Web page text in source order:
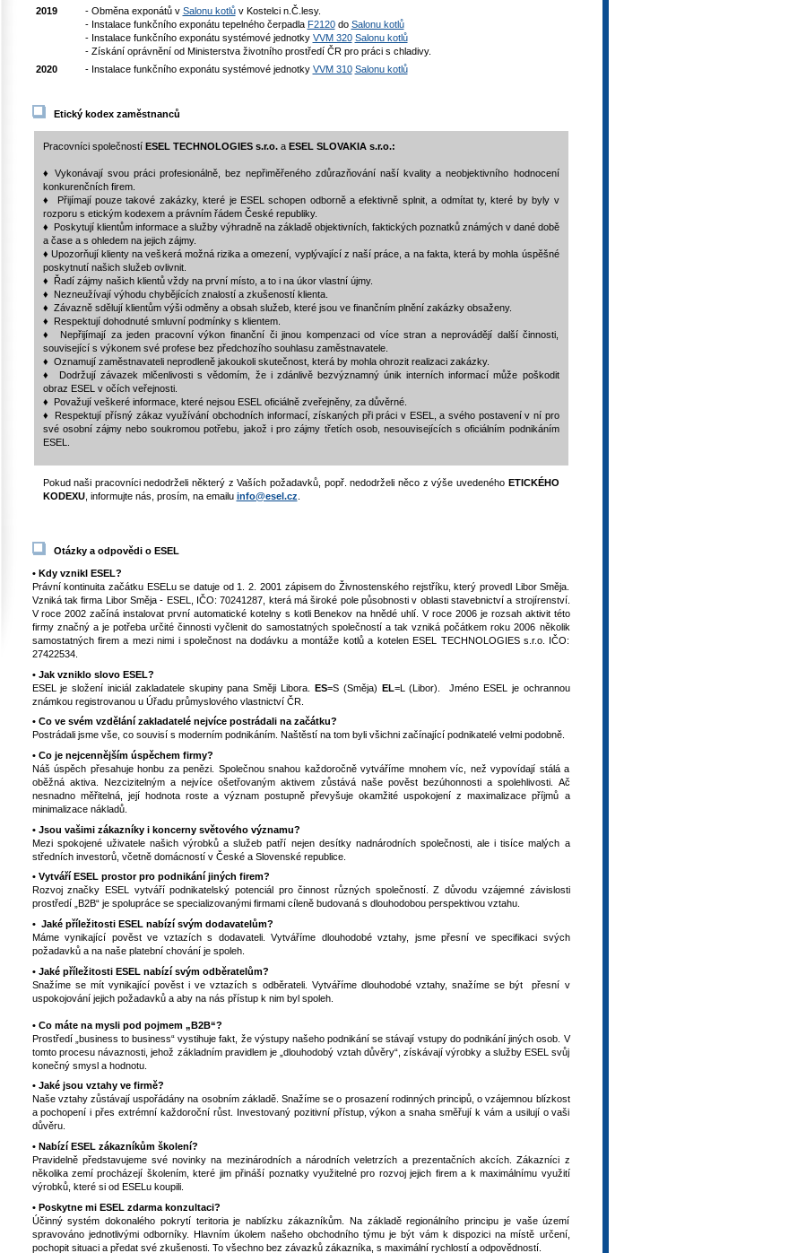
2019
- Obměna exponátů v Salonu kotlův Kostelci n.Č.lesy.
- Instalace funkčního exponátu tepelného čerpadla F2120do Salonu kotlů
- Instalace funkčního exponátu systémové jednotky VVM 320 Salonu kotlů
- Získání oprávnění od Ministerstva životního prostředí ČR pro práci s chladivy.
2020
- Instalace funkčního exponátu systémové jednotky VVM 310 Salonu kotlů
Etický kodex zaměstnanců
Pracovníci společností ESEL TECHNOLOGIES s.r.o.a ESEL SLOVAKIA s.r.o.:
♦ Vykonávají svou práci profesionálně, bez nepřiměřeného zdůrazňování naší kvality a neobjektivního hodnocení
konkurenčních firem.
♦ Přijímají pouze takové zakázky, které je ESEL schopen odborně a efektivně splnit, a odmítat ty, které by byly v
rozporu s etickým kodexem a právním řádem České republiky.
♦ Poskytují klientům informace a služby výhradně na základě objektivních, faktických poznatků známých v dané době
a čase a s ohledem na jejich zájmy.
♦ Upozorňují klienty na veškerá možná rizika a omezení, vyplývající z naší práce, a na fakta, která by mohla úspěšné
poskytnutí našich služeb ovlivnit.
♦ Řadí zájmy našich klientů vždy na první místo, a to i na úkor vlastní újmy.
♦ Nezneužívají výhodu chybějících znalostí a zkušeností klienta.
♦ Závazně sdělují klientům výši odměny a obsah služeb, které jsou ve finančním plnění zakázky obsaženy.
♦ Respektují dohodnuté smluvní podmínky s klientem.
♦ Nepřijímají za jeden pracovní výkon finanční či jinou kompenzaci od více stran a neprovádějí další činnosti,
související s výkonem své profese bez předchozího souhlasu zaměstnavatele.
♦ Oznamují zaměstnavateli neprodleně jakoukoli skutečnost, která by mohla ohrozit realizaci zakázky.
♦ Dodržují závazek mlčenlivosti s vědomím, že i zdánlivě bezvýznamný únik interních informací může poškodit
obraz ESEL v očích veřejnosti.
♦ Považují veškeré informace, které nejsou ESEL oficiálně zveřejněny, za důvěrné.
♦ Respektují přísný zákaz využívání obchodních informací, získaných při práci v ESEL, a svého postavení v ní pro
své osobní zájmy nebo soukromou potřebu, jakož i pro zájmy třetích osob, nesouvisejících s oficiálním podnikáním
ESEL.
Pokud naši pracovníci nedodrželi některý z Vaších požadavků, popř. nedodrželi něco z výše uvedeného ETICKÉHO
KODEXU, informujte nás, prosím, na emailu info@esel.cz.
Otázky a odpovědi o ESEL
• Kdy vznikl ESEL?
Právní kontinuita začátku ESELu se datuje od 1. 2. 2001 zápisem do Živnostenského rejstříku, který provedl Libor Směja.
Vzniká tak firma Libor Směja - ESEL, IČO: 70241287, která má široké pole působnosti v oblasti stavebnictví a strojírenství.
V roce 2002 začíná instalovat první automatické kotelny s kotli Benekov na hnědé uhlí. V roce 2006 je rozsah aktivit této
firmy značný a je potřeba určité činnosti vyčlenit do samostatných společností a tak vzniká počátkem roku 2006 několik
samostatných firem a mezi nimi i společnost na dodávku a montáže kotlů a kotelen ESEL TECHNOLOGIES s.r.o. IČO:
27422534.
• Jak vzniklo slovo ESEL?
ESEL je složení iniciál zakladatele skupiny pana Směji Libora. ES=S (Směja) EL=L (Libor). Jméno ESEL je ochrannou
známkou registrovanou u Úřadu průmyslového vlastnictví ČR.
• Co ve svém vzdělání zakladatelé nejvíce postrádali na začátku?
Postrádali jsme vše, co souvisí s moderním podnikáním. Naštěstí na tom byli všichni začínající podnikatelé velmi podobně.
• Co je nejcennějším úspěchem firmy?
Náš úspěch přesahuje honbu za penězi. Společnou snahou každoročně vytváříme mnohem víc, než vypovídají stálá a
oběžná aktiva. Nezcizitelným a nejvíce ošetřovaným aktivem zůstává naše pověst bezúhonnosti a spolehlivosti. Ač
nesnadno měřitelná, její hodnota roste a význam postupně převyšuje okamžité uspokojení z maximalizace příjmů a
minimalizace nákladů.
• Jsou vašimi zákazníky i koncerny světového významu?
Mezi spokojené uživatele našich výrobků a služeb patří nejen desítky nadnárodních společnosti, ale i tisíce malých a
středních investorů, včetně domácností v České a Slovenské republice.
• Vytváří ESEL prostor pro podnikání jiných firem?
Rozvoj značky ESEL vytváří podnikatelský potenciál pro činnost různých společností. Z důvodu vzájemné závislosti
prostředí „B2B“ je spolupráce se specializovanými firmami cíleně budovaná s dlouhodobou perspektivou vztahu.
• Jaké příležitosti ESEL nabízí svým dodavatelům?
Máme vynikající pověst ve vztazích s dodavateli. Vytváříme dlouhodobé vztahy, jsme přesní ve specifikaci svých
požadavků a na naše platební chování je spoleh.
• Jaké příležitosti ESEL nabízí svým odběratelům?
Snažíme se mít vynikající pověst i ve vztazích s odběrateli. Vytváříme dlouhodobé vztahy, snažíme se být přesní v
uspokojování jejich požadavků a aby na nás přístup k nim byl spoleh.
• Co máte na mysli pod pojmem „B2B“?
Prostředí „business to business“ vystihuje fakt, že výstupy našeho podnikání se stávají vstupy do podnikání jiných osob. V
tomto procesu návaznosti, jehož základním pravidlem je „dlouhodobý vztah důvěry“, získávají výrobky a služby ESEL svůj
konečný smysl a hodnotu.
• Jaké jsou vztahy ve firmě?
Naše vztahy zůstávají uspořádány na osobním základě. Snažíme se o prosazení rodinných principů, o vzájemnou blízkost
a pochopení i přes extrémní každoroční růst. Investovaný pozitivní přístup, výkon a snaha směřují k vám a usilují o vaši
důvěru.
• Nabízí ESEL zákazníkům školení?
Pravidelně představujeme své novinky na mezinárodních a národních veletrzích a prezentačních akcích. Zákazníci z
několika zemí procházejí školením, které jim přináší poznatky využitelné pro rozvoj jejich firem a k maximálnímu využití
výrobků, které si od ESELu koupili.
• Poskytne mi ESEL zdarma konzultaci?
Účinný systém dokonalého pokrytí teritoria je nablízku zákazníkům. Na základě regionálního principu je vaše území
spravováno jednotlivými odborníky. Hlavním úkolem našeho obchodního týmu je být vám k dispozici na místě určení,
pochopit situaci a předat své zkušenosti. To všechno bez závazků zákazníka, s maximální rychlostí a odpovědností.